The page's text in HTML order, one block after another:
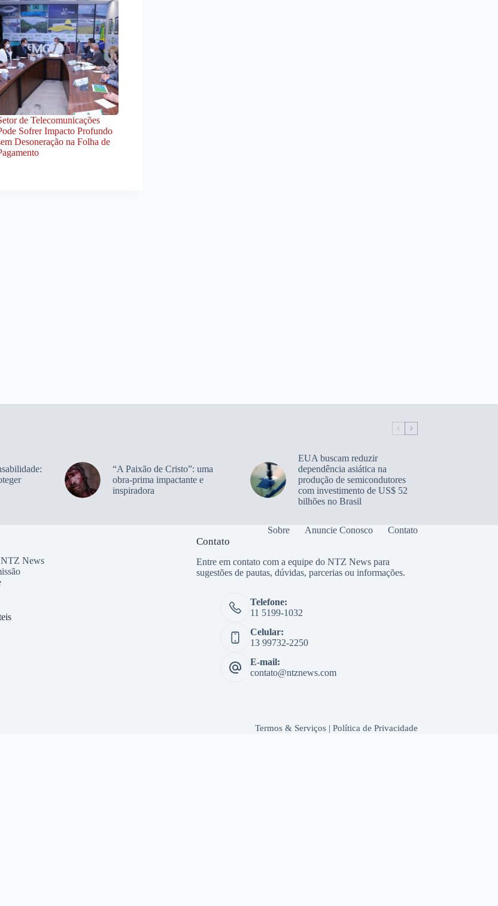
de Telecomunicações
Sofrer Impacto Profundo
Desoneração na Folha de
“A Paixão de Cristo”: uma
obra-prima impactante e
inspiradora
EUA buscam reduzir
dependência asiática na
produção de semicondutores
com investimento de US$ 52
bilhões no Brasil
Sobre Anuncie Conosco Contato
NTZ News
Contato
Entre em contato com a equipe do NTZ News para
sugestões de pautas, dúvidas, parcerias ou informações.
Telefone:
11 5199-1032
Celular:
13 99732-2250
E-mail:
contato@ntznews.com
Termos & Serviços| Política de Privacidade